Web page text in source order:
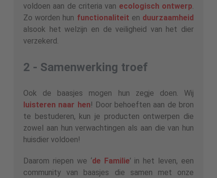
voldoen aan de criteria van ecologisch ontwerp.
Zo worden hun functionaliteit en duurzaamheid
alsook het welzijn en de veiligheid van het dier
verzekerd.
2 - Samenwerking troef
Ook de baasjes mogen hun zegje doen. Wij
luisteren naar hen! Door behoeften aan de bron
te bestuderen, kun je producten ontwerpen die
zowel aan hun verwachtingen als aan die van hun
huisdier voldoen!
Daarom riepen we ‘de Familie’ in het leven, een
community van baasjes die samen met onze